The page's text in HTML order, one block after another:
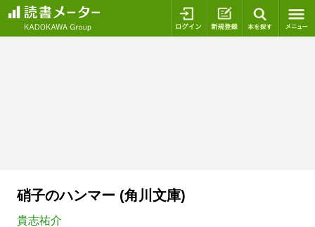
ログイン 新規登録
硝子のハンマー (角川文庫)
貴志祐介